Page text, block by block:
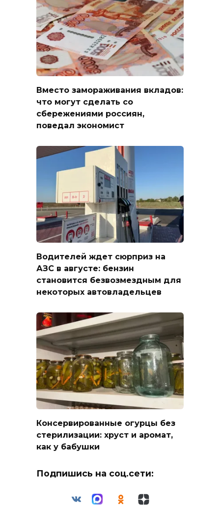
Вместо замораживания вкладов:
что могут сделать со
сбережениями россиян,
поведал экономист
Водителей ждет сюрприз на
АЗС в августе: бензин
становится безвозмездным для
некоторых автовладельцев
Консервированные огурцы без
стерилизации: хруст и аромат,
как у бабушки
Подпишись на соц.сети: